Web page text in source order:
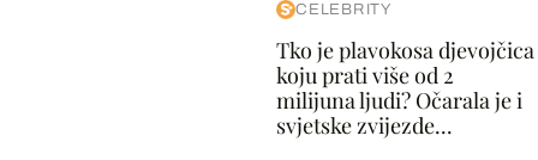
CELEBRITY
Tko je plavokosa djevojčica
koju prati više od 2
milijuna ljudi? Očarala je i
svjetske zvijezde...